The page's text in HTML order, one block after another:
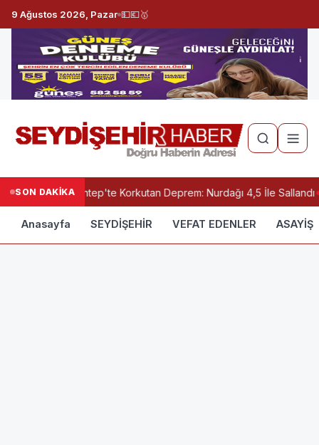
9 Ağustos 2026, Pazar 💵💶🥇
SON DAKİKAGaziantep'te Korkutan Deprem: Nurdağı 4,5 İle Sallandı
Anasayfa SEYDİŞEHİR VEFAT EDENLER ASAYİŞ